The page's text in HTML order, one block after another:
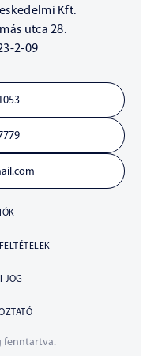
Kft.
utca 28.
2-09
JOG
fenntartva.